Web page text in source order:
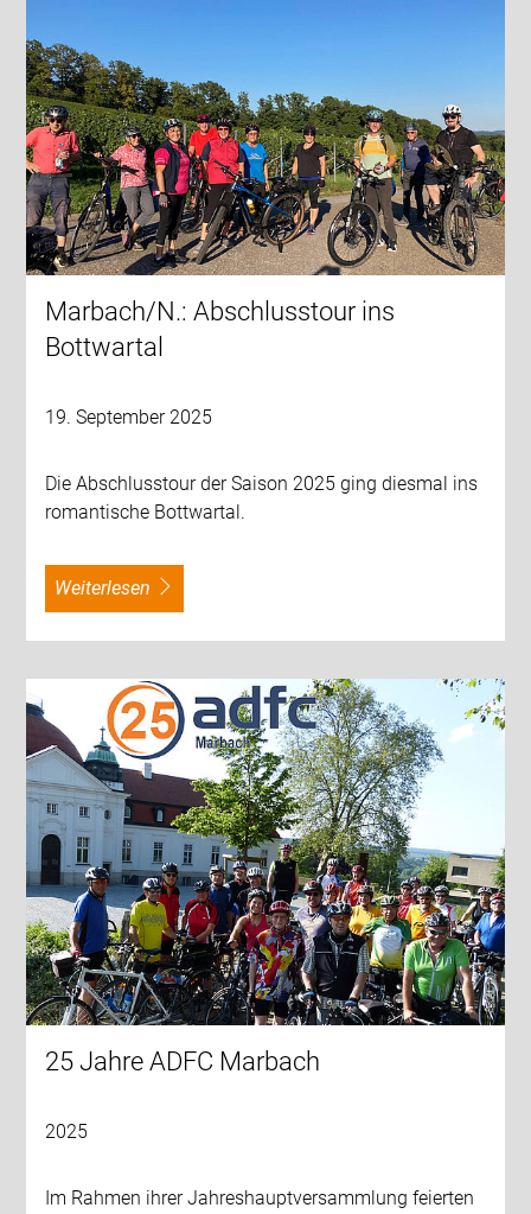
Marbach/N.: Abschlusstour ins
Bottwartal
19. September 2025
Die Abschlusstour der Saison 2025 ging diesmal ins
romantische Bottwartal.
weiterlesen
25 Jahre ADFC Marbach
2025
Im Rahmen ihrer Jahreshauptversammlung feierten